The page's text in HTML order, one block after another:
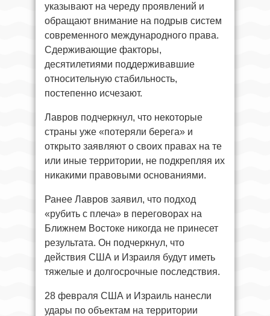
указывают на череду проявлений и
обращают внимание на подрыв систем
современного международного права.
Сдерживающие факторы,
десятилетиями поддерживавшие
относительную стабильность,
постепенно исчезают.
Лавров подчеркнул, что некоторые
страны уже «потеряли берега» и
открыто заявляют о своих правах на те
или иные территории, не подкрепляя их
никакими правовыми основаниями.
Ранее Лавров заявил, что подход
«рубить с плеча» в переговорах на
Ближнем Востоке никогда не принесет
результата. Он подчеркнул, что
действия США и Израиля будут иметь
тяжелые и долгосрочные последствия.
28 февраля США и Израиль нанесли
удары по объектам на территории